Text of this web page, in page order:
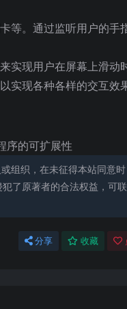
等。通过监听用户的手
实现用户在屏幕上滑动
实现各种各样的交互效
序的可扩展性
组织，在未征得本站同意
了原著者的合法权益，可
分享 收藏